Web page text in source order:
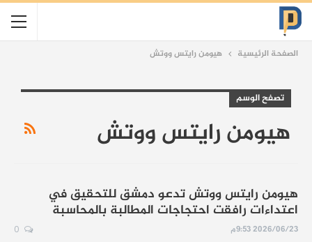
الصفحة الرئيسية هيومن رايتس ووتش
تصفح الوسم
هيومن رايتس ووتش
هيومن رايتس ووتش تدعو دمشق للتحقيق في
اعتداءات رافقت احتجاجات المطالبة بالمحاسبة
2026/06/23 9:53م